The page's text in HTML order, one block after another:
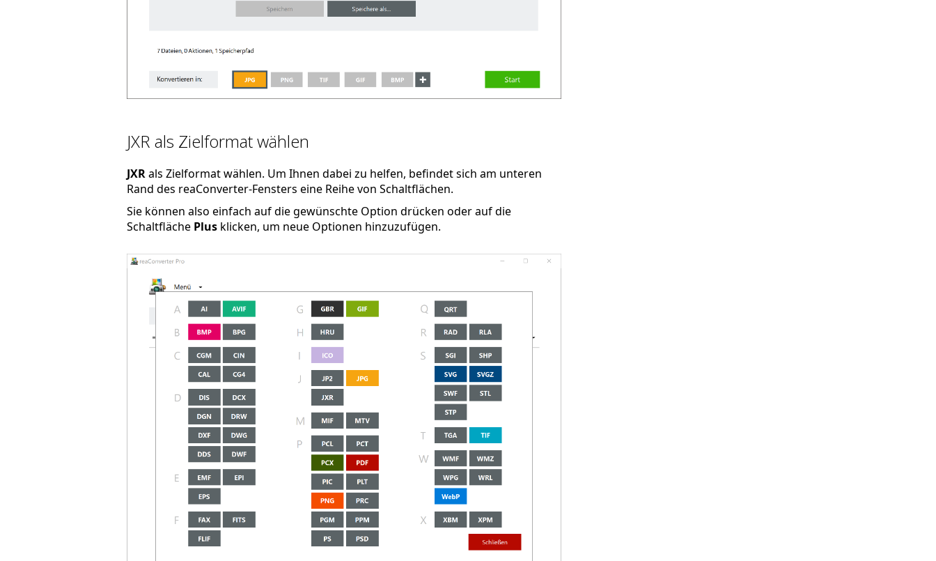
JXR als Zielformat wählen
JXRals Zielformat wählen. Um Ihnen dabei zu helfen, befindet sich am unteren
Rand des reaConverter-Fensters eine Reihe von Schaltflächen.
Sie können also einfach auf die gewünschte Option drücken oder auf die
Schaltfläche Plusklicken, um neue Optionen hinzuzufügen.